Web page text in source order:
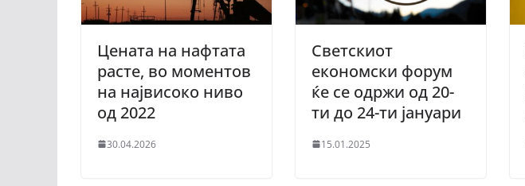
Цената на нафтата
расте, во моментов
на највисоко ниво
од 2022
30.04.2026
Светскиот
економски форум
ќе се одржи од 20-
ти до 24-ти јануари
15.01.2025